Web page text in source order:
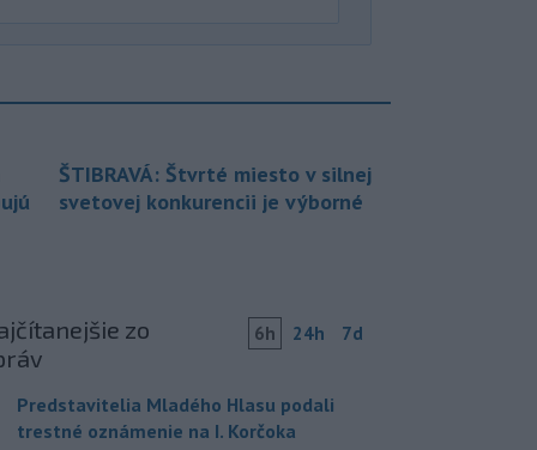
ŠTIBRAVÁ: Štvrté miesto v silnej
svetovej konkurencii je výborné
zo
6h 24h 7d
Predstavitelia Mladého Hlasu podali
trestné oznámenie na I. Korčoka